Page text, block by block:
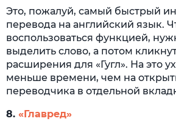
Это, пожалуй, самый быстрый
перевода на английский язык.
воспользоваться функцией,
выделить слово, а потом
расширения для «Гугл». На это
меньше времени, чем на
переводчика в отдельной
8. «Главред»